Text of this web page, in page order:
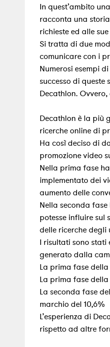
In quest’ambito
racconta una
richieste ed alle
Si tratta di due
comunicare con i
Numerosi esempi
successo di queste
Decathlon.
Decathlon è la più
ricerche online di
Ha così deciso di
promozione video
Nella prima fase
implementato dei
aumento delle
Nella seconda
potesse influire sul
delle ricerche degli
I risultati sono
generato dalla
La prima fase
La prima fase
La seconda fase
marchio del 10,6%
L’esperienza di
rispetto ad altre